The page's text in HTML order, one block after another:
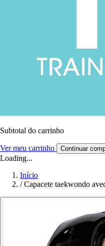
Subtotal do carrinho
Ver meu carrinho Continuar
Loading...
Início
/ Capacete taekwondo